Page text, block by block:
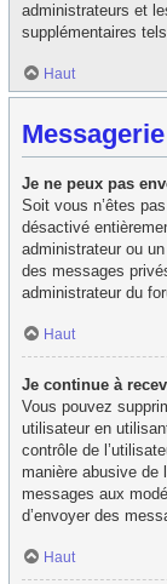
administrateurs et
supplémentaires
Haut
Je ne peux pas
Soit vous n’êtes
désactivé
administrateur ou
des messages
administrateur du
Haut
Je continue à
Vous pouvez
utilisateur en
contrôle de
manière abusive de
messages aux
d’envoyer des
Haut